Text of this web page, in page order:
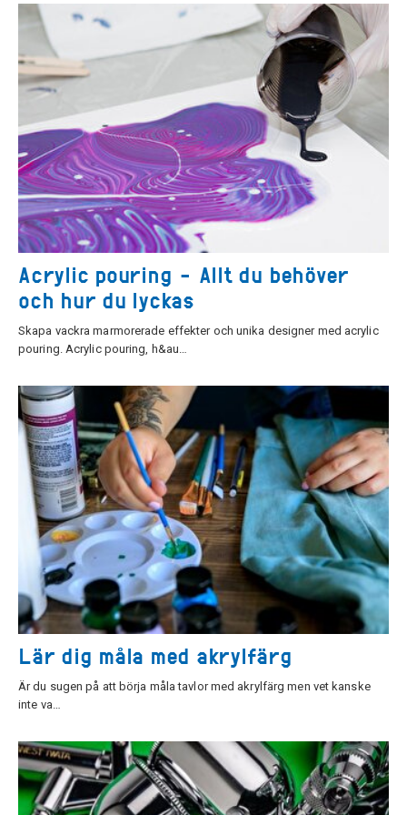
Acrylic pouring - Allt du behöver
och hur du lyckas
Skapa vackra marmorerade effekter och unika designer med acrylic
pouring. Acrylic pouring, h&au…
Lär dig måla med akrylfärg
Är du sugen på att börja måla tavlor med akrylfärg men vet kanske
inte va…